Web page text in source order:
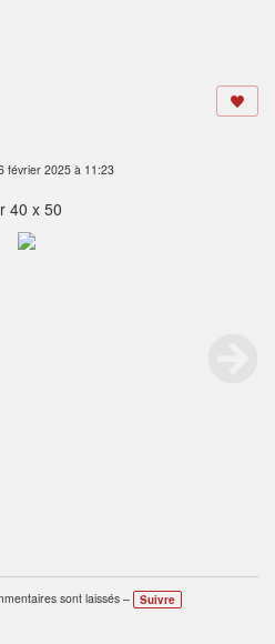
février 2025 à 11:23
40 x 50
sont laissés – Suivre